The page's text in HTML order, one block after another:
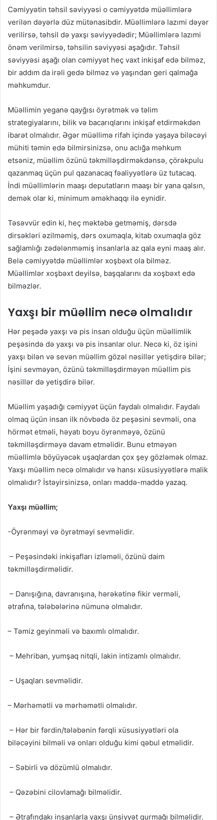
Cəmiyyətin təhsil səviyyəsi o cəmiyyətdə müəllimlərə
verilən dəyərlə düz mütənasibdir. Müəllimlərə lazımi dəyər
verilirsə, təhsil də yaxşı səviyyədədir; Müəllimlərə lazımi
önəm verilmirsə, təhsilin səviyyəsi aşağıdır. Təhsil
səviyyəsi aşağı olan cəmiyyət heç vaxt inkişaf edə bilməz,
bir addım da irəli gedə bilməz və yaşından geri qalmağa
məhkumdur.
Müəllimin yeganə qayğısı öyrətmək və təlim
strategiyalarını, bilik və bacarıqlarını inkişaf etdirməkdən
ibarət olmalıdır. Əgər müəllimə rifah içində yaşaya biləcəyi
mühiti təmin edə bilmirsinizsə, onu aclığa məhkum
etsəniz, müəllim özünü təkmilləşdirməkdənsə, çörəkpulu
qazanmaq üçün pul qazanacaq fəaliyyətlərə üz tutacaq.
İndi müəllimlərin maaşı deputatların maaşı bir yana qalsın,
demək olar ki, minimum əməkhaqqı ilə eynidir.
Təsəvvür edin ki, heç məktəbə getməmiş, dərsdə
dirsəkləri əzilməmiş, dərs oxumaqla, kitab oxumaqla göz
sağlamlığı zədələnməmiş insanlarla az qala eyni maaş alır.
Belə cəmiyyətdə müəllimlər xoşbəxt ola bilməz.
Müəllimlər xoşbəxt deyilsə, başqalarını da xoşbəxt edə
bilməzlər.
Yaxşı bir müəllim necə olmalıdır
Hər peşədə yaxşı və pis insan olduğu üçün müəllimlik
peşəsində də yaxşı və pis insanlar olur. Necə ki, öz işini
yaxşı bilən və sevən müəllim gözəl nəsillər yetişdirə bilər;
İşini sevməyən, özünü təkmilləşdirməyən müəllim pis
nəsillər də yetişdirə bilər.
Müəllim yaşadığı cəmiyyət üçün faydalı olmalıdır. Faydalı
olmaq üçün insan ilk növbədə öz peşəsini sevməli, ona
hörmət etməli, həyatı boyu öyrənməyə, özünü
təkmilləşdirməyə davam etməlidir. Bunu etməyən
müəllimlə böyüyəcək uşaqlardan çox şey gözləmək olmaz.
Yaxşı müəllim necə olmalıdır və hansı xüsusiyyətlərə malik
olmalıdır? İstəyirsinizsə, onları maddə-maddə yazaq.
Yaxşı müəllim;
-Öyrənməyi və öyrətməyi sevməlidir.
– Peşəsindəki inkişafları izləməli, özünü daim
təkmilləşdirməlidir.
– Danışığına, davranışına, hərəkətinə fikir verməli,
ətrafına, tələbələrinə nümunə olmalıdır.
– Təmiz geyinməli və baxımlı olmalıdır.
– Mehriban, yumşaq nitqli, lakin intizamlı olmalıdır.
– Uşaqları sevməlidir.
– Mərhəmətli və mərhəmətli olmalıdır.
– Hər bir fərdin/tələbənin fərqli xüsusiyyətləri ola
biləcəyini bilməli və onları olduğu kimi qəbul etməlidir.
– Səbirli və dözümlü olmalıdır.
– Qəzəbini cilovlamağı bilməlidir.
– Ətrafındakı insanlarla yaxşı ünsiyyət qurmağı bilməlidir.